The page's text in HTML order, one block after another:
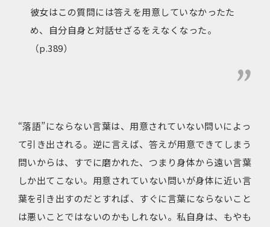
彼女はこの質問には答えを用意していなかったた
め、自分自身と対話せざるをえなくなった。
（p.389）
“落語”にならない言葉は、用意されていない問いによっ
て引き出される。逆に言えば、答えが用意できてしまう
問いからは、すでに磨かれた、つまり身体から遠い言葉
しか出てこない。用意されていない問いが身体に近い言
葉を引き出すのだとすれば、すぐに言葉にならないこと
は悪いことではないのかもしれない。私自身は、もやも